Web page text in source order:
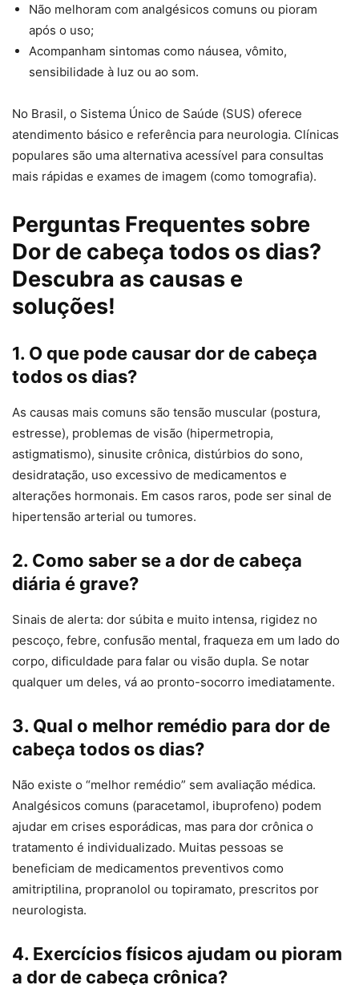
Não melhoram com analgésicos comuns ou pioram
após o uso;
Acompanham sintomas como náusea, vômito,
sensibilidade à luz ou ao som.
No Brasil, o Sistema Único de Saúde (SUS) oferece
atendimento básico e referência para neurologia. Clínicas
populares são uma alternativa acessível para consultas
mais rápidas e exames de imagem (como tomografia).
Perguntas Frequentes sobre
Dor de cabeça todos os dias?
Descubra as causas e
soluções!
1. O que pode causar dor de cabeça
todos os dias?
As causas mais comuns são tensão muscular (postura,
estresse), problemas de visão (hipermetropia,
astigmatismo), sinusite crônica, distúrbios do sono,
desidratação, uso excessivo de medicamentos e
alterações hormonais. Em casos raros, pode ser sinal de
hipertensão arterial ou tumores.
2. Como saber se a dor de cabeça
diária é grave?
Sinais de alerta: dor súbita e muito intensa, rigidez no
pescoço, febre, confusão mental, fraqueza em um lado do
corpo, dificuldade para falar ou visão dupla. Se notar
qualquer um deles, vá ao pronto-socorro imediatamente.
3. Qual o melhor remédio para dor de
cabeça todos os dias?
Não existe o “melhor remédio” sem avaliação médica.
Analgésicos comuns (paracetamol, ibuprofeno) podem
ajudar em crises esporádicas, mas para dor crônica o
tratamento é individualizado. Muitas pessoas se
beneficiam de medicamentos preventivos como
amitriptilina, propranolol ou topiramato, prescritos por
neurologista.
4. Exercícios físicos ajudam ou pioram
a dor de cabeça crônica?